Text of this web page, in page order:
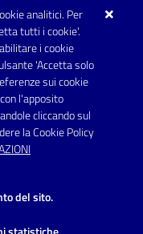
analitici. Per
tutti i cookie'.
i cookie
'Accetta solo
sui cookie
l'apposito
cliccando sul
la Cookie Policy
del sito.